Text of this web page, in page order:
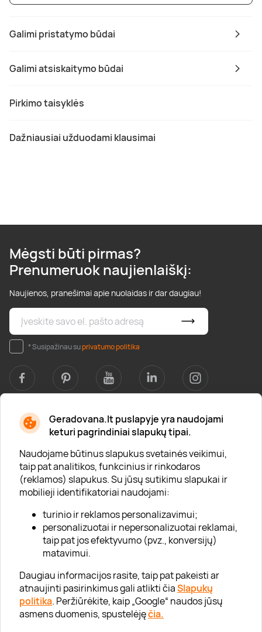
Geradovana.lt puslapyje yra naudojami
keturi pagrindiniai slapukų tipai.
Naudojame būtinus slapukus svetainės veikimui,
taip pat analitikos, funkcinius ir rinkodaros
(reklamos) slapukus. Su jūsų sutikimu slapukai ir
mobilieji identifikatoriai naudojami:
turinio ir reklamos personalizavimui;
personalizuotai ir nepersonalizuotai reklamai,
taip pat jos efektyvumo (pvz., konversijų)
matavimui.
Daugiau informacijos rasite, taip pat pakeisti ar
atnaujinti pasirinkimus gali atlikti čiaSlapukų
politika. Peržiūrėkite, kaip „Google“ naudos jūsų
asmens duomenis, spustelėjęčia.
Galimi pristatymo būdai
Galimi atsiskaitymo būdai
Pirkimo taisyklės
Dažniausiai užduodami klausimai
Mėgsti būti pirmas?
Prenumeruok naujienlaiškį:
Naujienos, pranešimai apie nuolaidas ir dar daugiau!
* Susipažinau suprivatumo politika
Apie mus
Apie „Gera Dovana“
Lojalumo klubas
Karjera
Visi partneriai
Kontaktai
Tinklaraštis
Informacija